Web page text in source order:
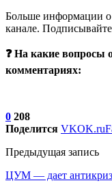
Больше информации о
канале.
❓ На какие вопросы
комментариях:
0 208
Поделится VKOK.ru
Предыдущая запись
ЦУМ — дает